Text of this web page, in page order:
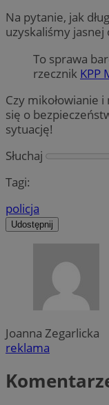
Na pytanie, jak
uzyskaliśmy jasnej
To sprawa
rzecznik KPP
Czy mikołowianie
się o
sytuację!
Słuchaj
Tagi:
policja
Udostępnij
Joanna Zegarlicka
reklama